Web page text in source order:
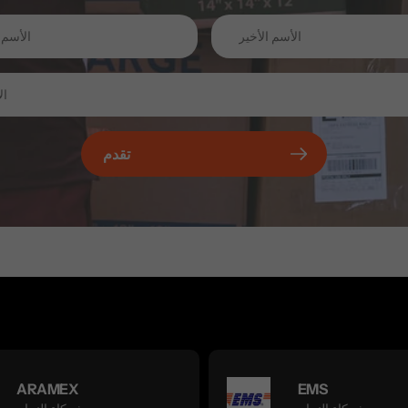
تقدم
ARAMEX EMS